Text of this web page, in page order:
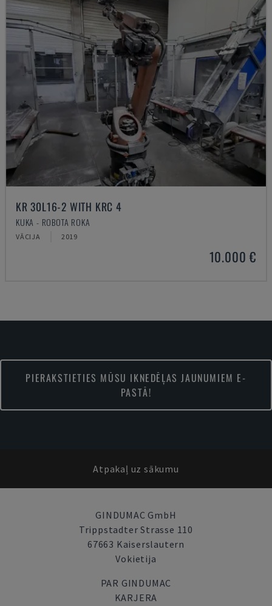
KR 30L16-2 WITH KRC 4
KUKA - ROBOTA ROKA
VĀCIJA 2019
10.000 €
PIERAKSTIETIES MŪSU IKNEDĒĻAS JAUNUMIEM E-
PASTĀ!
Atpakaļ uz sākumu
GINDUMAC GmbH
Trippstadter Strasse 110
67663 Kaiserslautern
Vokietija
PAR GINDUMAC
KARJERA